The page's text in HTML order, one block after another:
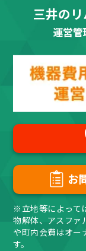
三井の
運営管
お
※立地等によって
物解体、アスファ
や町内会費はオー
す。